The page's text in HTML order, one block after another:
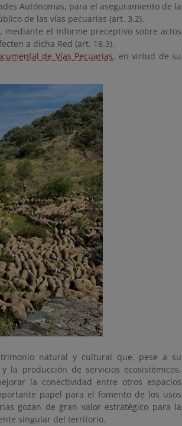
Autónomas, para el aseguramiento de la
de las vías pecuarias (art. 3.2).
mediante el Informe preceptivo sobre actos
a dicha Red (art. 18.3).
de Vías Pecuarias, en virtud de su
natural y cultural que, pese a su
la producción de servicios ecosistémicos,
la conectividad entre otros espacios
papel para el fomento de los usos
gozan de gran valor estratégico para la
singular del territorio.